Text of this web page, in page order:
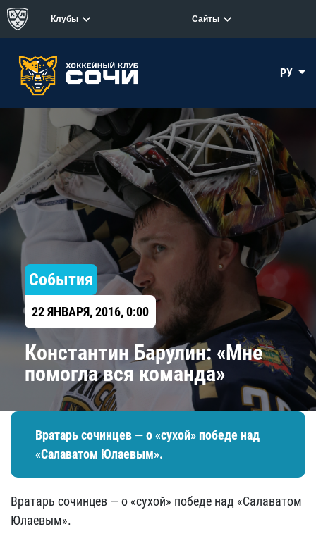
Клубы Сайты
РУ
События
22 ЯНВАРЯ, 2016, 0:00
Константин Барулин: «Мне
помогла вся команда»
Вратарь сочинцев — о «сухой» победе над
«Салаватом Юлаевым».
Вратарь сочинцев — о «сухой» победе над «Салаватом
Юлаевым».